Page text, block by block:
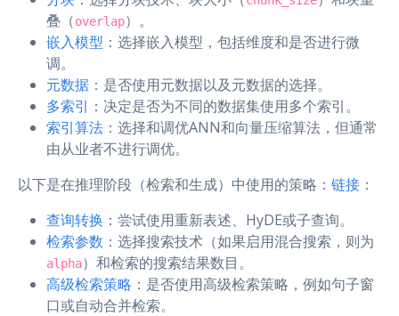
叠（overlap）。
嵌入模型 ：选择嵌入模型，包括维度和是否进行微
调。
元数据 ：是否使用元数据以及元数据的选择。
多索引 ：决定是否为不同的数据集使用多个索引。
索引算法 ：选择和调优ANN和向量压缩算法，但通常
由从业者不进行调优。
以下是在推理阶段（检索和生成）中使用的策略： 链接 ：
查询转换 ：尝试使用重新表述、HyDE或子查询。
检索参数 ：选择搜索技术（如果启用混合搜索，则为
alpha）和检索的搜索结果数目。
高级检索策略 ：是否使用高级检索策略，例如句子窗
口或自动合并检索。